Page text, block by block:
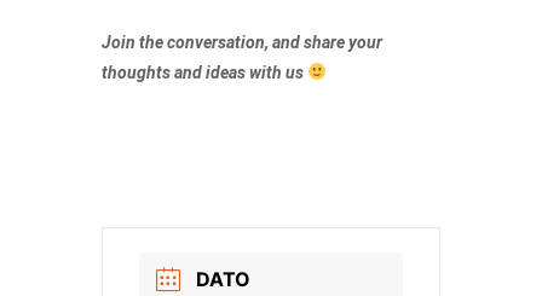
Join the conversation, and share your
thoughts and ideas with us
DATO